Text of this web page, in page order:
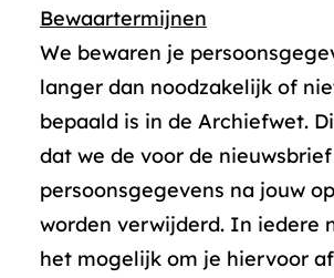
Bewaartermijnen
We bewaren je
langer dan noodzakelijk of
bepaald is in de Archiefwet.
dat we de voor de
persoonsgegevens na jouw
worden verwijderd. In iedere
het mogelijk om je hiervoor